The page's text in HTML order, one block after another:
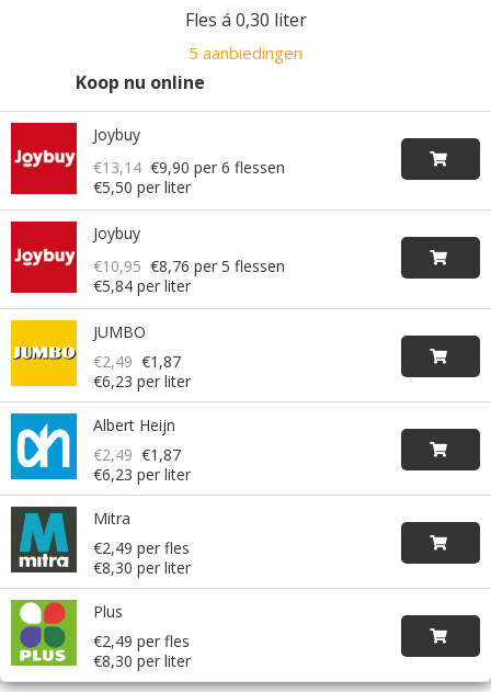
Fles á 0,30 liter
5 aanbiedingen
Koop nu online
Joybuy
€13,14 €9,90 per 6 flessen
€5,50 per liter
Joybuy
€10,95 €8,76 per 5 flessen
€5,84 per liter
JUMBO
€2,49 €1,87
€6,23 per liter
Albert Heijn
€2,49 €1,87
€6,23 per liter
Mitra
€2,49 per fles
€8,30 per liter
Plus
€2,49 per fles
€8,30 per liter